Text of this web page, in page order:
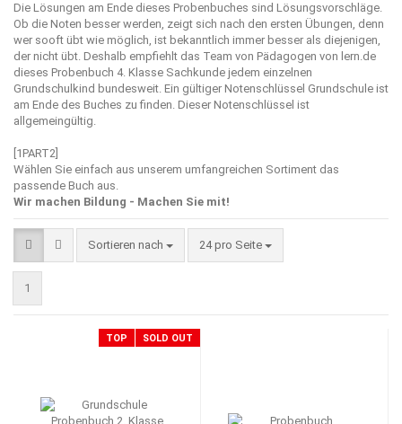
Die Lösungen am Ende dieses Probenbuches sind Lösungsvorschläge.
Ob die Noten besser werden, zeigt sich nach den ersten Übungen, denn
wer sooft übt wie möglich, ist bekanntlich immer besser als diejenigen,
der nicht übt. Deshalb empfiehlt das Team von Pädagogen von lern.de
dieses Probenbuch 4. Klasse Sachkunde jedem einzelnen
Grundschulkind bundesweit. Ein gültiger Notenschlüssel Grundschule ist
am Ende des Buches zu finden. Dieser Notenschlüssel ist
allgemeingültig.
[1PART2]
Wählen Sie einfach aus unserem umfangreichen Sortiment das
passende Buch aus.
Wir machen Bildung - Machen Sie mit!
Sortieren nach
Sortieren nach 24 pro Seite
pro Seite
1
TOP SOLD OUT